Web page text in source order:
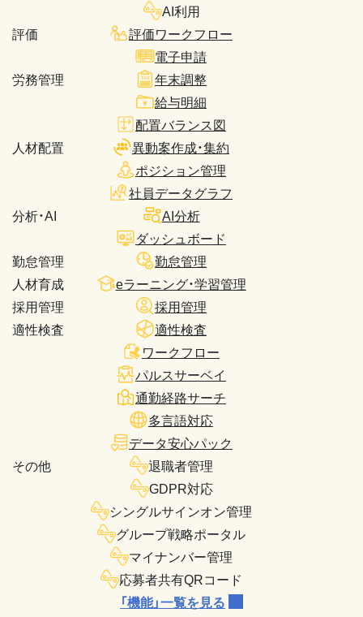
AI利用
評価
評価ワークフロー
労務管理
電子申請
年末調整
給与明細
人材配置
配置バランス図
異動案作成・集約
ポジション管理
分析・AI
社員データグラフ
AI分析
ダッシュボード
勤怠管理
勤怠管理
人材育成
eラーニング・学習管理
採用管理
採用管理
適性検査
適性検査
その他
ワークフロー
パルスサーベイ
通勤経路サーチ
多言語対応
データ安心パック
退職者管理
GDPR対応
シングルサインオン管理
グループ戦略ポータル
マイナンバー管理
応募者共有QRコード
「機能」一覧を見る